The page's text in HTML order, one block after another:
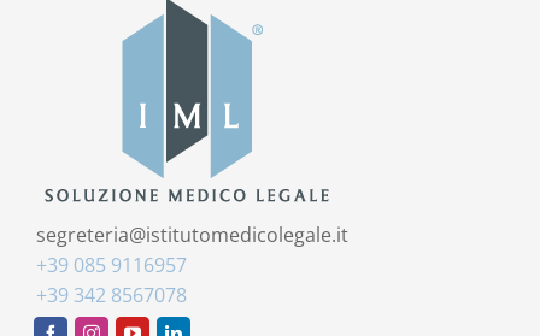
segreteria@istitutomedicolegale.it
+39 085 9116957
+39 342 8567078